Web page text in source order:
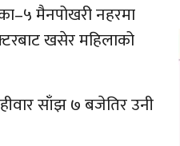
मैनपोखरी नहरमा
खसेर महिलाको
साँझ ७ बजेतिर उनी